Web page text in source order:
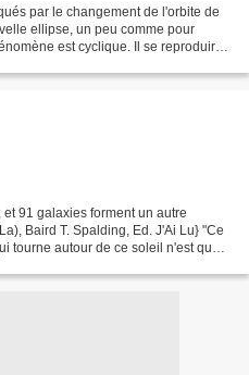
par le changement de l'orbite de
ellipse, un peu comme pour
est cyclique. Il se reproduira
91 galaxies forment un autre
Baird T. Spalding, Ed. J'Ai Lu} "Ce
tourne autour de ce soleil n'est que